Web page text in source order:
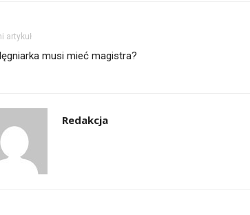
artykuł
musi mieć magistra?
Redakcja